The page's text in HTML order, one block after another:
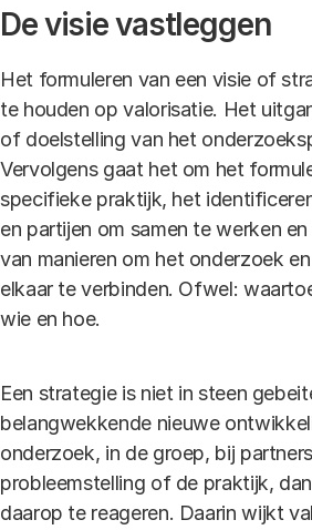
De visie vastleggen
Het formuleren van een visie of
te houden op valorisatie. Het
of doelstelling van het
Vervolgens gaat het om het
specifieke praktijk, het
en partijen om samen te werken
van manieren om het onderzoek
elkaar te verbinden. Ofwel:
wie en hoe.
Een strategie is niet in steen
belangwekkende nieuwe
onderzoek, in de groep, bij
probleemstelling of de praktijk,
daarop te reageren. Daarin wijkt